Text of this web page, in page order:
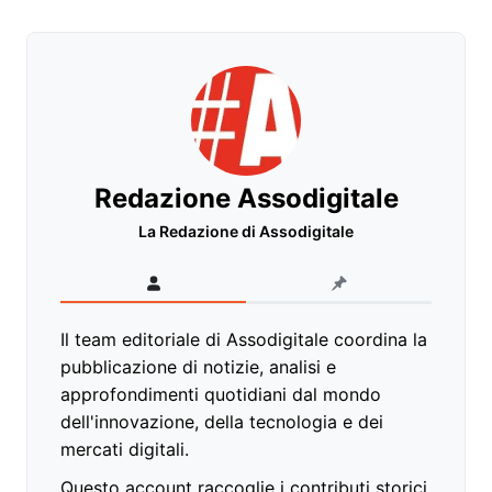
Redazione Assodigitale
La Redazione di Assodigitale
Il team editoriale di Assodigitale coordina la
pubblicazione di notizie, analisi e
approfondimenti quotidiani dal mondo
dell'innovazione, della tecnologia e dei
mercati digitali.
Questo account raccoglie i contributi storici